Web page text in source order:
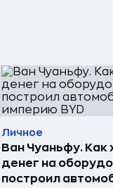
Личное
Ван Чуаньфу. Как
денег на
построил